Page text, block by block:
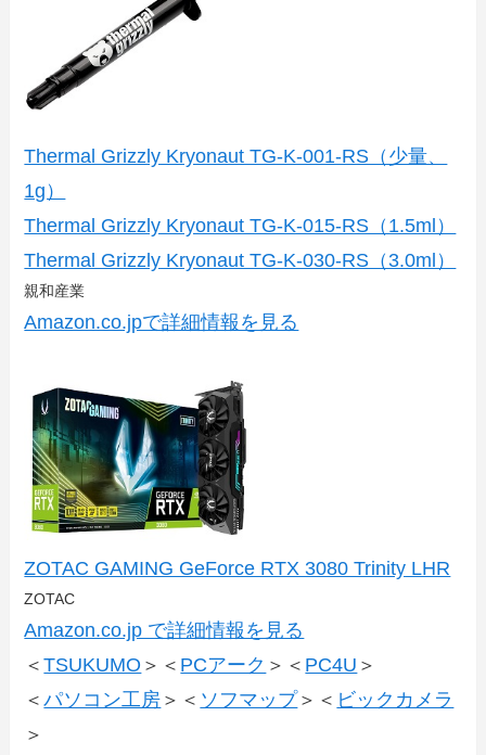
Thermal Grizzly Kryonaut TG-K-001-RS（少量、
1g）
Thermal Grizzly Kryonaut TG-K-015-RS（1.5ml）
Thermal Grizzly Kryonaut TG-K-030-RS（3.0ml）
親和産業
Amazon.co.jpで詳細情報を見る
ZOTAC GAMING GeForce RTX 3080 Trinity LHR
ZOTAC
Amazon.co.jp で詳細情報を見る
＜TSUKUMO ＞＜ PCアーク ＞＜ PC4U ＞
＜パソコン工房 ＞＜ ソフマップ＞＜ ビックカメラ
＞